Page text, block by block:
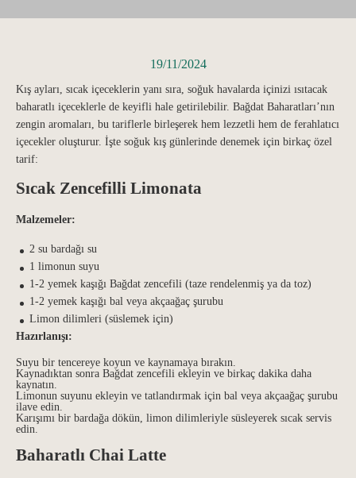
19/11/2024
Kış ayları, sıcak içeceklerin yanı sıra, soğuk havalarda içinizi ısıtacak
baharatlı içeceklerle de keyifli hale getirilebilir. Bağdat Baharatları’nın
zengin aromaları, bu tariflerle birleşerek hem lezzetli hem de ferahlatıcı
içecekler oluşturur. İşte soğuk kış günlerinde denemek için birkaç özel
tarif:
Sıcak Zencefilli Limonata
Malzemeler:
2 su bardağı su
1 limonun suyu
1-2 yemek kaşığı Bağdat zencefili (taze rendelenmiş ya da toz)
1-2 yemek kaşığı bal veya akçaağaç şurubu
Limon dilimleri (süslemek için)
Hazırlanışı:
Suyu bir tencereye koyun ve kaynamaya bırakın.
Kaynadıktan sonra Bağdat zencefili ekleyin ve birkaç dakika daha
kaynatın.
Limonun suyunu ekleyin ve tatlandırmak için bal veya akçaağaç şurubu
ilave edin.
Karışımı bir bardağa dökün, limon dilimleriyle süsleyerek sıcak servis
edin.
Baharatlı Chai Latte